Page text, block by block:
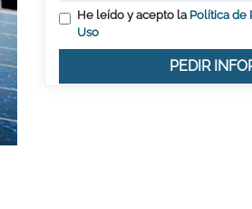
He leído y acepto la Política de
Uso
PEDIR